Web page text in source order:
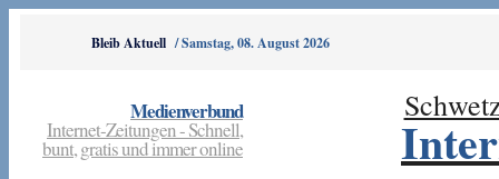
Bleib Aktuell /Samstag, 08. August 2026
Medienverbund
Internet-Zeitungen - Schnell,
bunt, gratis und immer online